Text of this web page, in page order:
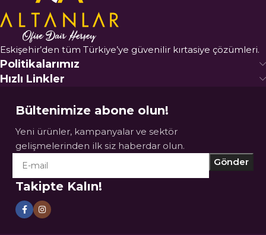
Eskişehir’den tüm Türkiye’ye güvenilir kırtasiye çözümleri.
Politikalarımız
Hızlı Linkler
Bültenimize abone olun!
Yeni ürünler, kampanyalar ve sektör
gelişmelerinden ilk siz haberdar olun.
Takipte Kalın!